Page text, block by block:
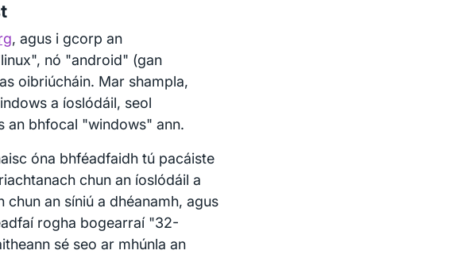
, agus i gcorp an
nó "android" (gan
oibriúcháin. Mar shampla,
a íoslódáil, seol
an bhfocal "windows" ann.
óna bhféadfaidh tú pacáiste
chun an íoslódáil a
an síniú a dhéanamh, agus
rogha bogearraí "32-
sé seo ar mhúnla an